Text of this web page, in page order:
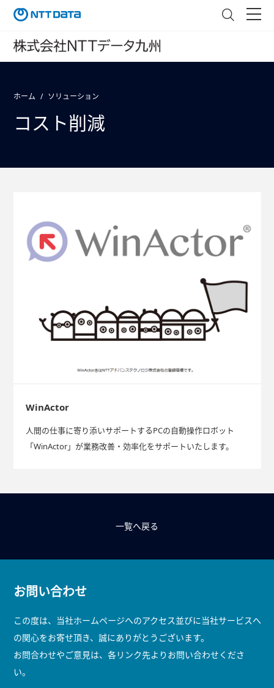
ホーム ソリューション
コスト削減
WinActor
人間の仕事に寄り添いサポートするPCの自動操作ロボット
「WinActor」が業務改善・効率化をサポートいたします。
一覧へ戻る
お問い合わせ
この度は、当社ホームページへのアクセス並びに当社サービスへ
の関心をお寄せ頂き、誠にありがとうございます。
お問合わせやご意見は、各リンク先よりお問い合わせくださ
い。